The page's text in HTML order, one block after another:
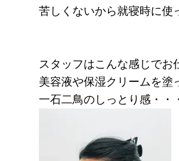
苦しくないから就寝時に使
スタッフはこんな感じで
美容液や保湿クリームを塗
一石二鳥のしっとり感・・